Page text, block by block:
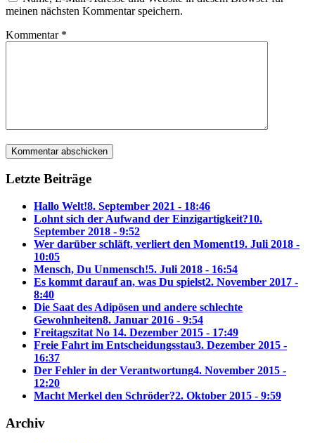
meinen nächsten Kommentar speichern.
Kommentar *
Letzte Beiträge
Hallo Welt!8. September 2021 - 18:46
Lohnt sich der Aufwand der Einzigartigkeit?10.
September 2018 - 9:52
Wer darüber schläft, verliert den Moment19. Juli 2018 -
10:05
Mensch, Du Unmensch!5. Juli 2018 - 16:54
Es kommt darauf an, was Du spielst2. November 2017 -
8:40
Die Saat des Adipösen und andere schlechte
Gewohnheiten8. Januar 2016 - 9:54
Freitagszitat No 14. Dezember 2015 - 17:49
Freie Fahrt im Entscheidungsstau3. Dezember 2015 -
16:37
Der Fehler in der Verantwortung4. November 2015 -
12:20
Macht Merkel den Schröder?2. Oktober 2015 - 9:59
Archiv